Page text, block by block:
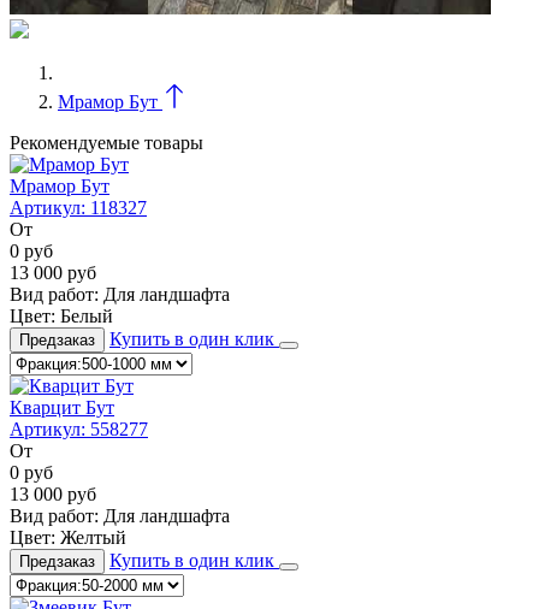
Мрамор Бут
Рекомендуемые товары
Мрамор Бут
Артикул: 118327
От
0 руб
13 000 руб
Вид работ: Для ландшафта
Цвет: Белый
Предзаказ Купить в один клик
Кварцит Бут
Артикул: 558277
От
0 руб
13 000 руб
Вид работ: Для ландшафта
Цвет: Желтый
Предзаказ Купить в один клик